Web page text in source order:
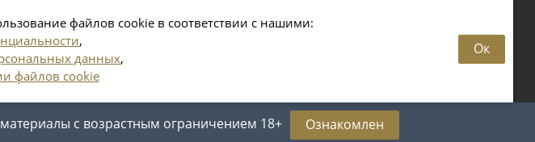
файлов cookie в соответствии с нашими:
,
данных,
файлов cookie
Ок
с возрастным ограничением 18+ Ознакомлен